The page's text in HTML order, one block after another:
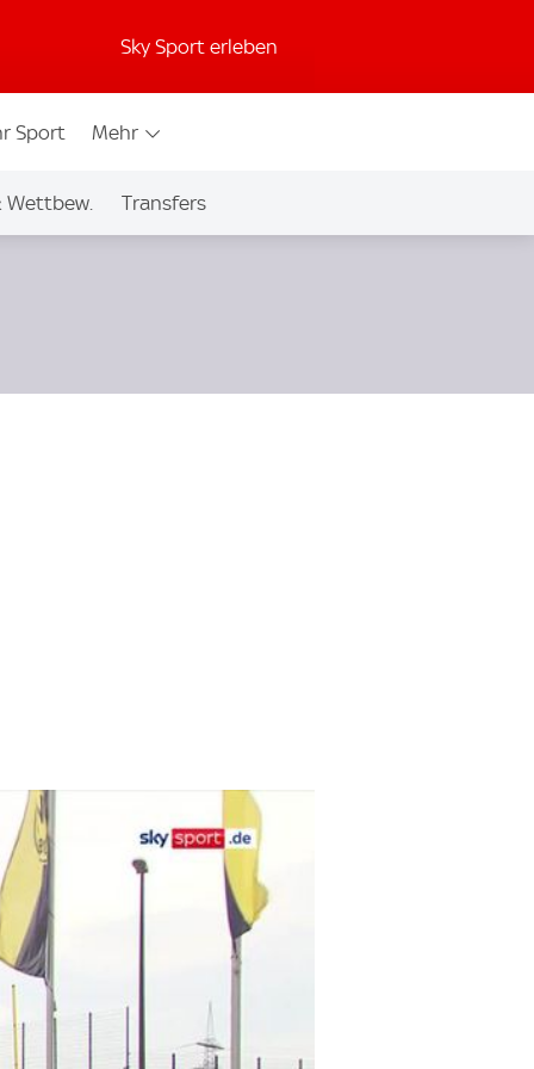
Sky Sport erleben
Sport Mehr
Wettbew. Transfers